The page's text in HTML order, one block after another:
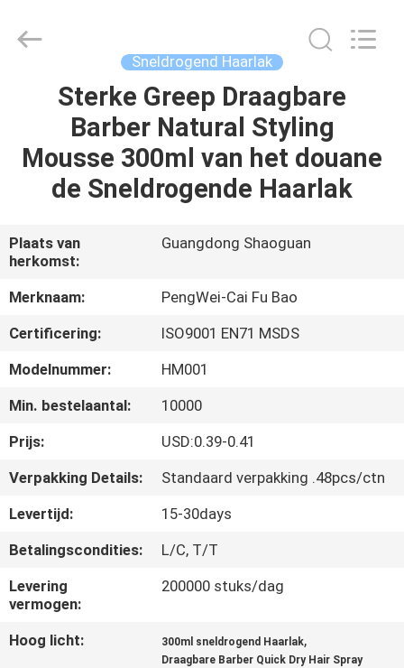
THUIS
PRODUCTEN
OVER
ONS
FABRIEKSREIS
KWALITEITSCONTROLE
CONTACTEER
ONS
NIEUWS
ALLE
GEVALLEN
Fine
Sneldrogend Haarlak
Sterke Greep Draagbare
Barber Natural Styling
Mousse 300ml van het douane
de Sneldrogende Haarlak
Plaats van
herkomst:
Guangdong Shaoguan
Merknaam:
PengWei-Cai Fu Bao
Certificering:
ISO9001 EN71 MSDS
Modelnummer:
HM001
Min. bestelaantal:
10000
Prijs:
USD:0.39-0.41
Verpakking Details:
Standaard verpakking .48pcs/ctn
Levertijd:
15-30days
Betalingscondities:
L/C, T/T
Levering
vermogen:
200000 stuks/dag
Hoog licht: 300ml sneldrogend Haarlak,
Draagbare Barber Quick Dry Hair Spray